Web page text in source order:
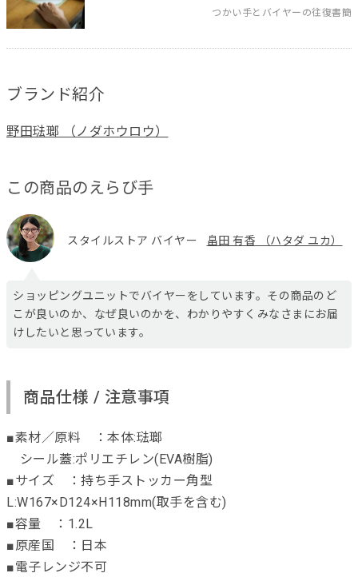
つかい手とバイヤーの往復書簡
ブランド紹介
野田琺瑯 （ノダホウロウ）
この商品のえらび手
スタイルストア バイヤー 畠田 有香 （ハタダ ユカ）
ショッピングユニットでバイヤーをしています。その商品のど
こが良いのか、なぜ良いのかを、わかりやすくみなさまにお届
けしたいと思っています。
商品仕様 / 注意事項
■素材／原料 ：本体:琺瑯
シール蓋:ポリエチレン(EVA樹脂)
■サイズ ：持ち手ストッカー角型
L:W167×D124×H118mm(取手を含む)
■容量 ：1.2L
■原産国 ：日本
■電子レンジ不可